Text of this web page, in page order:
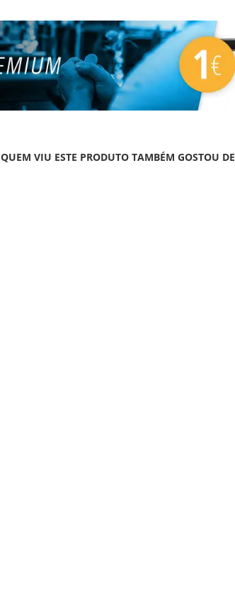
QUEM VIU ESTE PRODUTO TAMBÉM GOSTOU DE